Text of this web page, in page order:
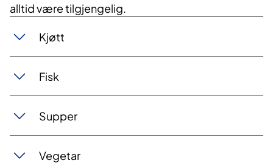
alltid være tilgjengelig.
Kjøtt
Fisk
Supper
Vegetar